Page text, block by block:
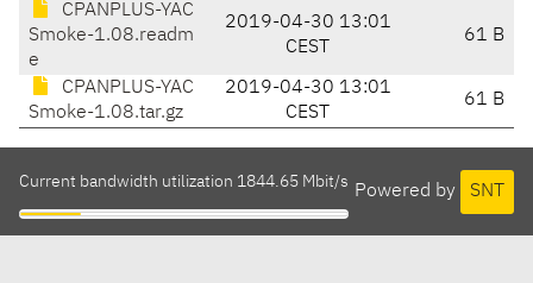
CPANPLUS-YAC
Smoke-1.08.readm
e
2019-04-30 13:01
CEST
61 B
CPANPLUS-YAC
Smoke-1.08.tar.gz
2019-04-30 13:01
CEST
61 B
Powered by SNT
Current bandwidth utilization 1844.65 Mbit/s